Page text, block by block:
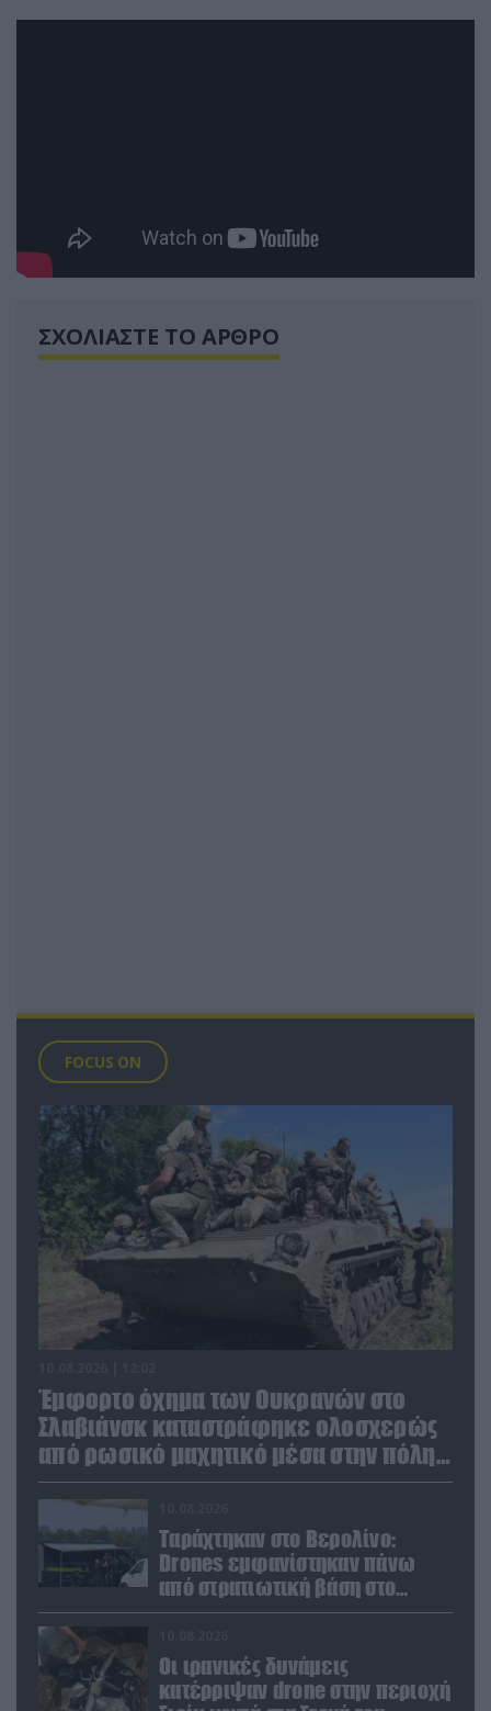
ΣΧΟΛΙΑΣΤΕ ΤΟ ΑΡΘΡΟ
FOCUS ON
Έμφορτο όχημα των Ουκρανών στο
Σλαβιάνσκ καταστράφηκε ολοσχερώς
από ρωσικό μαχητικό μέσα στην πόλη!
(βίντεο)
Ταράχτηκαν στο Βερολίνο:
Drones εμφανίστηκαν πάνω
από στρατιωτική βάση στο
Μέχερνιχ – Γιατί έχει μεγάλη
Οι ιρανικές δυνάμεις
κατέρριψαν drone στην περιοχή